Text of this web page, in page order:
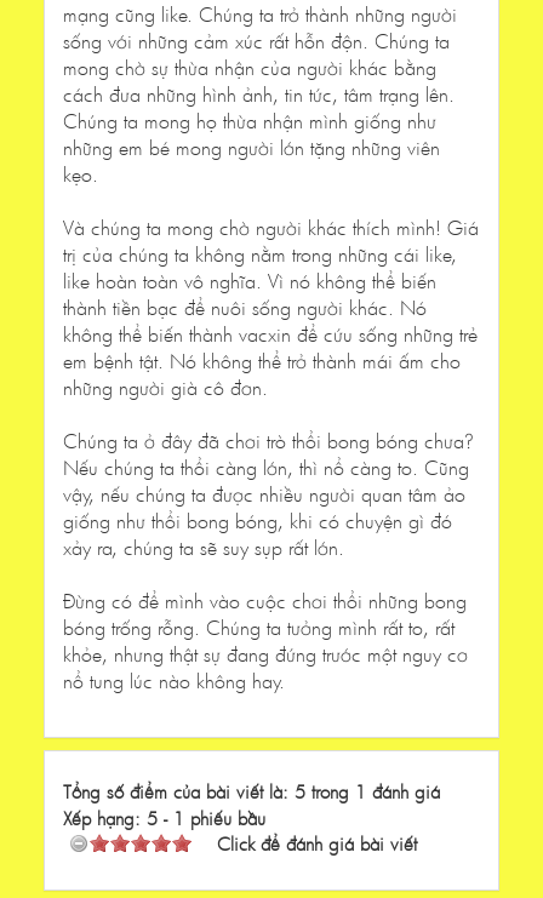
mạng cũng like. Chúng ta trở thành những người
sống với những cảm xúc rất hỗn độn. Chúng ta
mong chờ sự thừa nhận của người khác bằng
cách đưa những hình ảnh, tin tức, tâm trạng lên.
Chúng ta mong họ thừa nhận mình giống như
những em bé mong người lớn tặng những viên
kẹo.
Và chúng ta mong chờ người khác thích mình! Giá
trị của chúng ta không nằm trong những cái like,
like hoàn toàn vô nghĩa. Vì nó không thể biến
thành tiền bạc để nuôi sống người khác. Nó
không thể biến thành vacxin để cứu sống những trẻ
em bệnh tật. Nó không thể trở thành mái ấm cho
những người già cô đơn.
Chúng ta ở đây đã chơi trò thổi bong bóng chưa?
Nếu chúng ta thổi càng lớn, thì nổ càng to. Cũng
vậy, nếu chúng ta được nhiều người quan tâm ảo
giống như thổi bong bóng, khi có chuyện gì đó
xảy ra, chúng ta sẽ suy sụp rất lớn.
Đừng có để mình vào cuộc chơi thổi những bong
bóng trống rỗng. Chúng ta tưởng mình rất to, rất
khỏe, nhưng thật sự đang đứng trước một nguy cơ
nổ tung lúc nào không hay.
Tổng số điểm của bài viết là: 5 trong 1 đánh giá
Xếp hạng: 5 - 1 phiếu bầu
Click để đánh giá bài viết